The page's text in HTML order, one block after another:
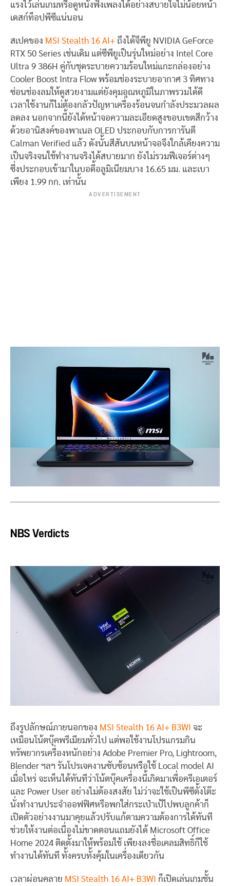
แรงไว้เล่นเกมหรือดูหนังฟังเพลงได้อย่างสบายใจไม่น้อยหน้า
เดสก์ท็อปพีซีแน่นอน
สเปคของ MSI Stealth 16 AI+ ถึงได้จีพียู NVIDIA GeForce
RTX 50 Series เช่นเดิม แต่ซีพียูเป็นรุ่นใหม่อย่าง Intel Core
Ultra 9 386H คู่กับชุดระบายความร้อนใหม่แกะกล่องอย่าง
Cooler Boost Intra Flow พร้อมช่องระบายอากาศ 3 ทิศทาง
ซ่อนช่องลมให้ดูสวยงามแต่ยังคุมอุณหภูมิในภาพรวมได้ดี
เวลาใช้งานก็ไม่ต้องกลัวปัญหาเครื่องร้อนจนกำลังประมวลผล
ลดลง นอกจากนี้ยังได้หน้าจอความละเอียดสูงขอบเขตสีกว้าง
ด้วยอานิสงค์ของพาเนล OLED ประกอบกับการการันตี
Calman Verified แล้ว ดังนั้นสีสันบนหน้าจอจึงใกล้เคียงความ
เป็นจริงจนใช้ทำงานจริงได้สบายมาก ยังไม่รวมฟีเจอร์ต่างๆ
ซึ่งประกอบเข้ามาในบอดี้อลูมิเนียมบาง 16.65 มม. และเบา
เพียง 1.99 กก. เท่านั้น
ADVERTISEMENT
NBS Verdicts
ถึงรูปลักษณ์ภายนอกของ MSI Stealth 16 AI+ B3WI จะ
เหมือนโน้ตบุ๊คพรีเมียมทั่วไป แต่พอใช้งานโปรแกรมกิน
ทรัพยากรเครื่องหนักอย่าง Adobe Premier Pro, Lightroom,
Blender ฯลฯ รันโปรเจคงานซับซ้อนหรือใช้ Local model AI
เมื่อไหร่ จะเห็นได้ทันทีว่าโน้ตบุ๊คเครื่องนี้เกิดมาเพื่อครีเอเตอร์
และ Power User อย่างไม่ต้องสงสัย ไม่ว่าจะใช้เป็นพีซีตั้งโต๊ะ
นั่งทำงานประจำออฟฟิศหรือพกใส่กระเป๋าเป้ไปพบลูกค้าก็
เปิดตัวอย่างงานมาคุยแล้วปรับแก้ตามความต้องการได้ทันที
ช่วยให้งานต่อเนื่องไม่ขาดตอนแถมยังได้ Microsoft Office
Home 2024 ติดตั้งมาให้พร้อมใช้ เพียงลงชื่อเคลมสิทธิ์ก็ใช้
ทำงานได้ทันที ทั้งครบทั้งคุ้มในเครื่องเดียวกัน
เวลาผ่อนคลาย MSI Stealth 16 AI+ B3WI ก็เปิดเล่นเกมชั้น